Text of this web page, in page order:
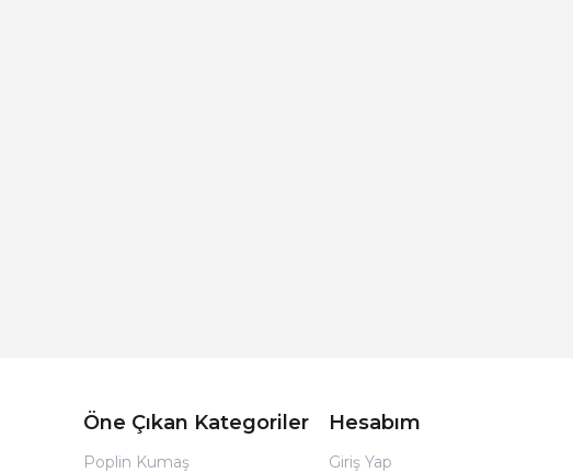
Öne Çıkan Kategoriler
Poplin Kumaş
Hesabım
Giriş Yap